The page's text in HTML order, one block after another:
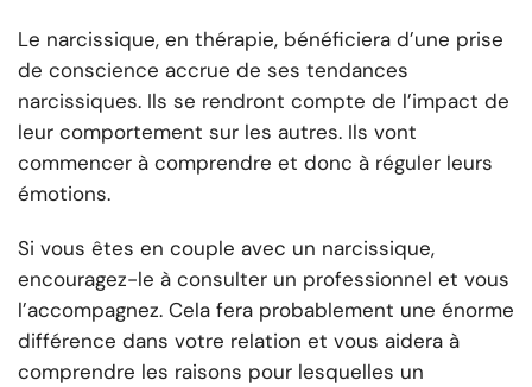
Le narcissique, en thérapie, bénéficiera d’une prise
de conscience accrue de ses tendances
narcissiques. Ils se rendront compte de l’impact de
leur comportement sur les autres. Ils vont
commencer à comprendre et donc à réguler leurs
émotions.
Si vous êtes en couple avec un narcissique,
encouragez-le à consulter un professionnel et vous
l’accompagnez. Cela fera probablement une énorme
différence dans votre relation et vous aidera à
comprendre les raisons pour lesquelles un